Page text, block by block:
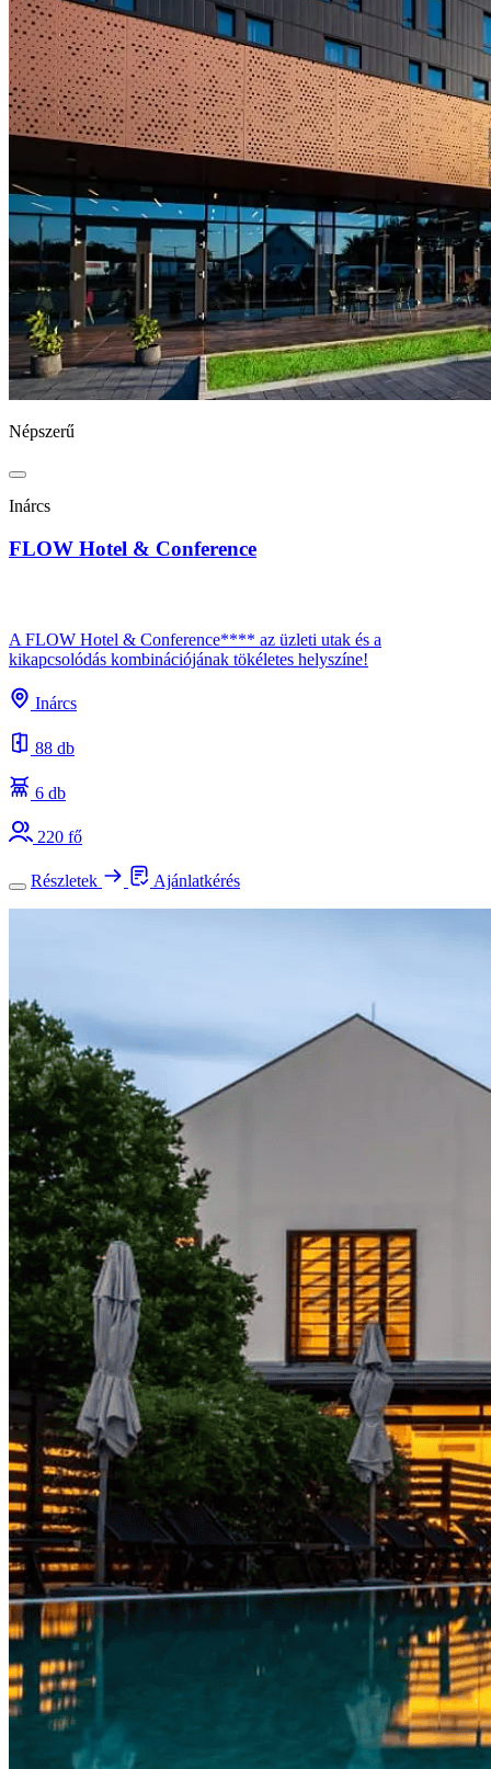
Népszerű
Inárcs
FLOW Hotel & Conference
A FLOW Hotel & Conference**** az üzleti utak és a
kikapcsolódás kombinációjának tökéletes helyszíne!
Inárcs
88 db
6 db
220 fő
Részletek Ajánlatkérés